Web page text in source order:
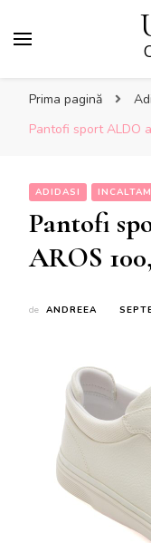
Prima pagină
Pantofi sport ALDO
ADIDASI
Pantofi
AROS
de ANDREEA